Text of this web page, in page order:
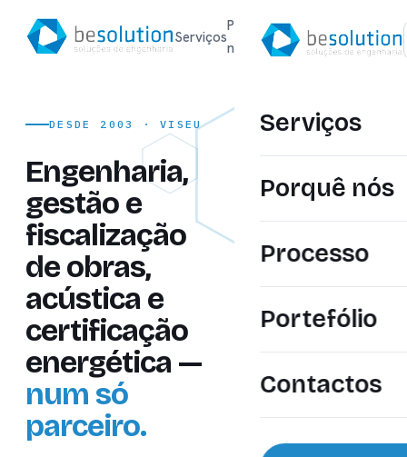
Serviços
Porquê
nós
Processo
Serviços
Porquê nós
Processo
Portefólio
Contactos
DESDE 2003 · VISEU
Engenharia,
gestão e
fiscalização
de obras,
acústica e
certificação
energética —
num só
parceiro.
22+